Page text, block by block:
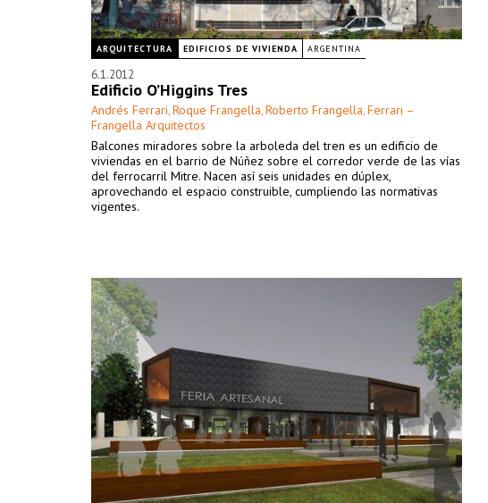
ARQUITECTURA EDIFICIOS DE VIVIENDA ARGENTINA
6.1.2012
Edificio O’Higgins Tres
Andrés Ferrari, Roque Frangella, Roberto Frangella, Ferrari –
Frangella Arquitectos
Balcones miradores sobre la arboleda del tren es un edificio de
viviendas en el barrio de Núñez sobre el corredor verde de las vías
del ferrocarril Mitre. Nacen así seis unidades en dúplex,
aprovechando el espacio construible, cumpliendo las normativas
vigentes.